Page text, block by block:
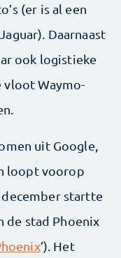
(er is al een
Daarnaast
ook logistieke
vloot Waymo-
uit Google,
loopt voorop
startte
de stad Phoenix
’). Het